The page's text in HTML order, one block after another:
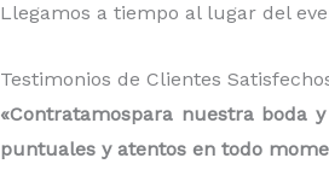
Llegamos a tiempo al lugar del
Testimonios de Clientes
«Contratamospara nuestra boda
puntuales y atentos en todo